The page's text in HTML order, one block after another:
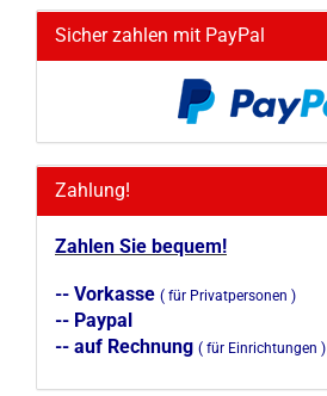
Sicher zahlen mit PayPal
Zahlung!
Zahlen Sie bequem!
-- Vorkasse ( für Privatpersonen )
-- Paypal
-- auf Rechnung ( für Einrichtungen )